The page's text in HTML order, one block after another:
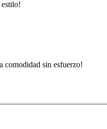
estilo!
comodidad sin esfuerzo!